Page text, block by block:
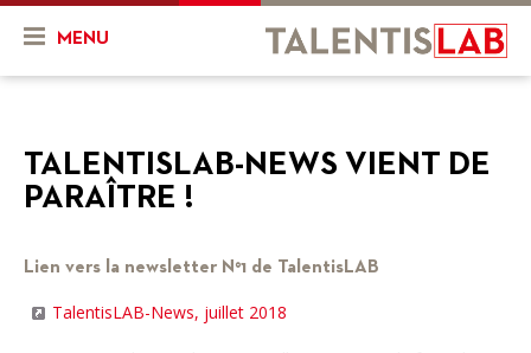
MENU
Présentation
Historique
L'équipe
Nos objectifs
Actualités & Agenda
Agenda
Mon projet
Ressources
TALENTISLAB-NEWS VIENT DE
PARAÎTRE !
Lien vers la newsletter N°1 de TalentisLAB
TalentisLAB-News, juillet 2018